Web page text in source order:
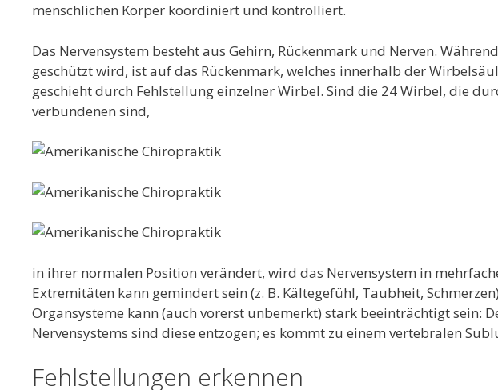
menschlichen Körper koordiniert und kontrolliert.
Das Nervensystem besteht aus Gehirn, Rückenmark und Nerven.
geschützt wird, ist auf das Rückenmark, welches innerhalb der
geschieht durch Fehlstellung einzelner Wirbel. Sind die 24 Wirbel, die
verbundenen sind,
in ihrer normalen Position verändert, wird das Nervensystem in
Extremitäten kann gemindert sein (z. B. Kältegefühl, Taubheit,
Organsysteme kann (auch vorerst unbemerkt) stark beeinträchtigt sein:
Nervensystems sind diese entzogen; es kommt zu einem vertebralen
Fehlstellungen erkennen